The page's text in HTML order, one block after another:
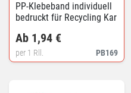
PP-Klebeband individuell
bedruckt für Recycling Kar
PB169
Ab 1,94 €
per 1 Rll.